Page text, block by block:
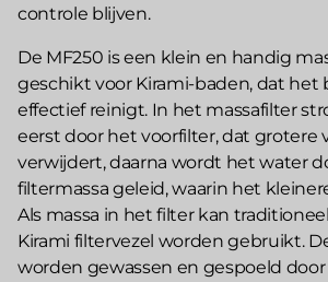
controle blijven.
De MF250 is een klein en handig
geschikt voor Kirami-baden, dat het
effectief reinigt. In het massafilter
eerst door het voorfilter, dat grotere
verwijdert, daarna wordt het water
filtermassa geleid, waarin het
Als massa in het filter kan
Kirami filtervezel worden gebruikt.
worden gewassen en gespoeld